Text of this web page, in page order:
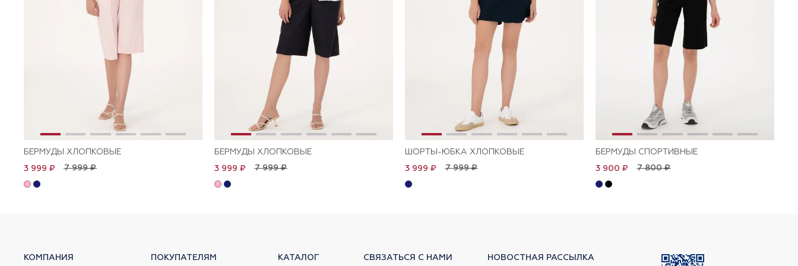
БЕРМУДЫ ХЛОПКОВЫЕ
7 999 ₽
3 999 ₽
БЕРМУДЫ ХЛОПКОВЫЕ
7 999 ₽
3 999 ₽
ШОРТЫ-ЮБКА ХЛОПКОВЫЕ
7 999 ₽
3 999 ₽
БЕРМУДЫ СПОРТИВНЫЕ
7 800 ₽
3 900 ₽
КОМПАНИЯ ПОКУПАТЕЛЯМ КАТАЛОГ СВЯЗАТЬСЯ С НАМИ НОВОСТНАЯ РАССЫЛКА